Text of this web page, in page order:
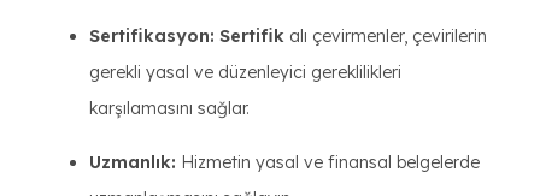
Sertifikasyon: Sertifik alı çevirmenler, çevirilerin
gerekli yasal ve düzenleyici gereklilikleri
karşılamasını sağlar.
Uzmanlık: Hizmetin yasal ve finansal belgelerde